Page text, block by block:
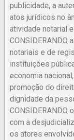
publicidade, a
atos jurídicos no
atividade notarial
CONSIDERANDO
notariais e de
instituições
economia
promoção do
dignidade da
CONSIDERANDO
com a
os atores